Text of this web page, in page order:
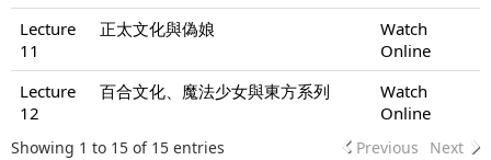
Lecture
11
正太文化與偽娘
Watch
Online
Lecture
12
百合文化、魔法少女與東方系列
Watch
Online
Showing 1 to 15 of 15 entries Previous Next